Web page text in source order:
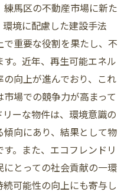
馬区の不動産市場に新た
境に配慮した建設手法
重要な役割を果たし、不
。近年、再生可能エネル
向上が進んでおり、これ
場での競争力が高まって
ーな物件は、環境意識の
向にあり、結果として物
。また、エコフレンドリ
とっての社会貢献の一環
可能性の向上にも寄与し